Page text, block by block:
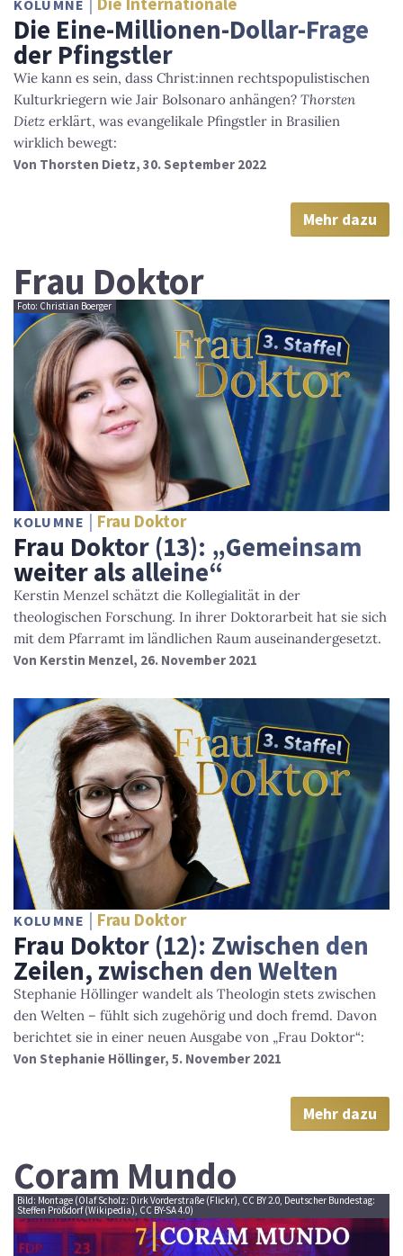
KOLUMNE
Die Eine-Millionen-Dollar-Frage
der Pfingstler
Wie kann es sein, dass Christ:innen rechtspopulistischen
Kulturkriegern wie Jair Bolsonaro anhängen? Thorsten
Dietz erklärt, was evangelikale Pfingstler in Brasilien
wirklich bewegt:
Von Thorsten Dietz, 30. September 2022
Mehr dazu
Frau Doktor
Foto: Christian Boerger
KOLUMNE Frau Doktor
Frau Doktor (13): „Gemeinsam
weiter als alleine“
Kerstin Menzel schätzt die Kollegialität in der
theologischen Forschung. In ihrer Doktorarbeit hat sie sich
mit dem Pfarramt im ländlichen Raum auseinandergesetzt.
Von Kerstin Menzel, 26. November 2021
KOLUMNE Frau Doktor
Frau Doktor (12): Zwischen den
Zeilen, zwischen den Welten
Stephanie Höllinger wandelt als Theologin stets zwischen
den Welten – fühlt sich zugehörig und doch fremd. Davon
berichtet sie in einer neuen Ausgabe von „Frau Doktor“:
Von Stephanie Höllinger, 5. November 2021
Mehr dazu
Coram Mundo
Bild: Montage (Olaf Scholz: Dirk Vorderstraße (Flickr), CC BY 2.0, Deutscher Bundestag:
Steffen Prößdorf (Wikipedia), CC BY-SA 4.0)